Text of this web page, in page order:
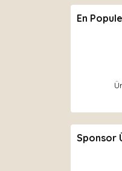
En
Sponsor